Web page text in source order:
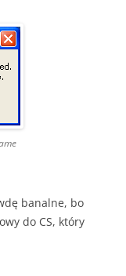
banalne, bo
do CS, który